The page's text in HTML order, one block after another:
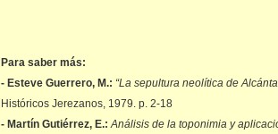
Para saber más:
- Esteve Guerrero, M.: “La sepultura neolítica de
Históricos Jerezanos, 1979. p. 2-18
- Martín Gutiérrez, E.: Análisis de la toponimia y